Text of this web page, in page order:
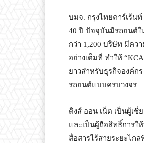
บมจ. กรุงไทยคาร์เร้น
40 ปี ปัจจุบันมีรถยนต์ใ
กว่า 1,200 บริษัท มีคว
อย่างเต็มที่ ทำให้
ยาวสำหรับธุรกิจองค์ก
รถยนต์แบบครบวงจร
ติงส์ ออน เน็ต เป็นผู้เ
และเป็นผู้ถือสิทธิ์การใ
สื่อสารไร้สายระยะไกล